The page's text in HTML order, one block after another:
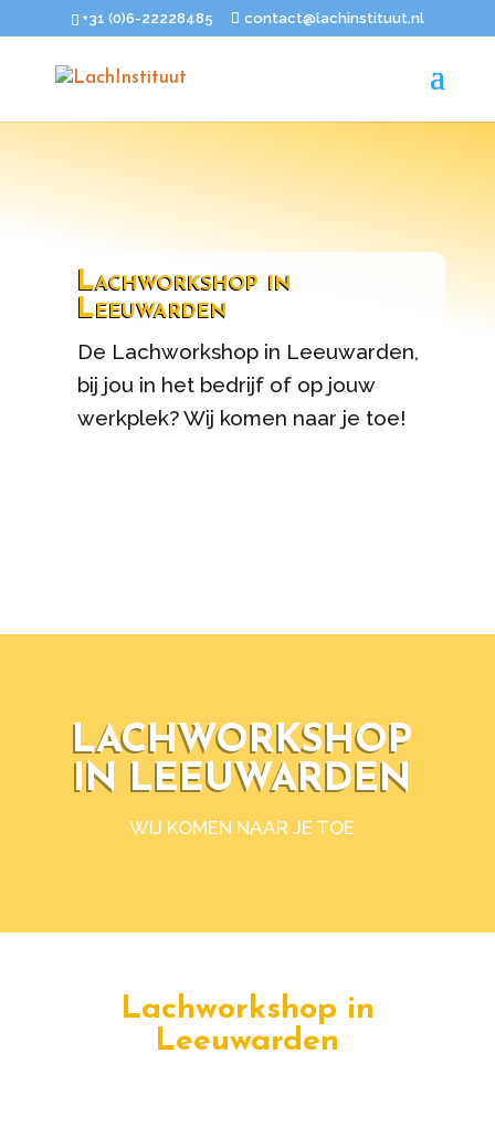
+31 (0)6-22228485 contact@lachinstituut.nl
Lachworkshop in
Leeuwarden
De Lachworkshop in Leeuwarden,
bij jou in het bedrijf of op jouw
werkplek? Wij komen naar je toe!
LACHWORKSHOP
IN LEEUWARDEN
WIJ KOMEN NAAR JE TOE
Lachworkshop in
Leeuwarden